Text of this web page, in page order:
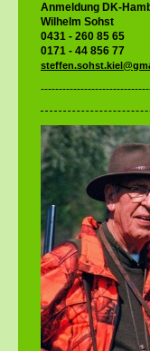
Anmeldung DK-
Wilhelm Sohst
0431 - 260 85 65
0171 - 44 856 77